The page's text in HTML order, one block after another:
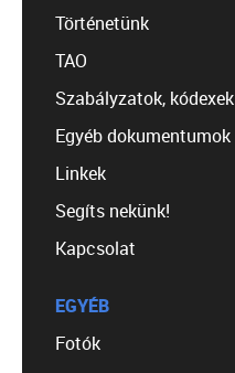
Történetünk
TAO
Szabályzatok, kódexek
Egyéb dokumentumok
Linkek
Segíts nekünk!
Kapcsolat
EGYÉB
Fotók